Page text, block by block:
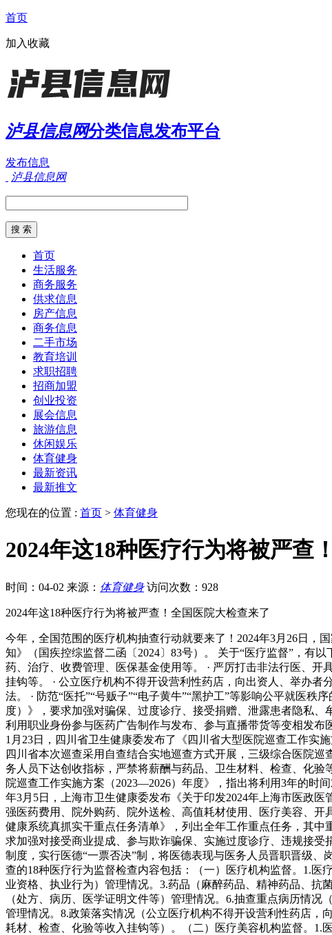
首页
加入收藏
泸县信息网分类信息发布平台
发布信息
泸县信息网
首页
生活服务
商务服务
供求信息
房产信息
商务信息
二手市场
教育培训
求职招聘
招商加盟
创业投资
展会信息
旅游信息
休闲娱乐
体育健身
最新资讯
最新推文
您现在的位置 : 首页 > 体育健身
2024年这18种医疗行为将被严查
时间：04-02 来源： 体育健身 访问次数：928
2024年这18种医疗行为将被严查！全国医院大检查来了
今年，全国范围的医疗机构抽查行动就要来了！2024年3月26日，
知》（国疾控综监督二函〔2024〕83号）。 关于“医疗监督”，有
药、治疗、收费管理、医保基金使用等。 · 严厉打击非法行医、
挂钩等。 · 公立医疗机构不得开设营利性药店，向出资人、举办
法。 · 防范“医托”“号贩子”“电子黄牛”“黑护工”等影响公平就医
度）》，要求加强对骗保、过度诊疗、接受捐赠、泄露患者隐私
利用职业身份参与医药广告制作与发布、参与直播带货等变相发
1月23日，四川省卫生健康委发布了《四川省大型医院巡查工作实
四川省本次巡查采用自查结合实地巡查方式开展，三级综合医院
务人员下达创收指标，严禁将薪酬与药品、卫生材料、检查、化
院巡查工作实施方案（2023—2026）年度》，指出将利用3年的时
年3月5日，上海市卫生健康委发布《关于印发2024年上海市医政
强医药费用、院外购药、院外送检、高值耗材使用、医疗美容、
健康系统真抓实干重点任务清单》，列出全年工作重点任务，其
求加强对接受商业提成、参与欺诈骗保、实施过度诊疗、违规接
制度，实行医德“一票否决”制，将医德表现与医务人员晋职晋级
查的18种医疗行为监督检查内容包括：（一）医疗机构监督。1.
业资格、执业行为）管理情况。3.药品（麻醉药品、精神药品、
（处方、病历、医学证明文件等）管理情况。6.抽查重点病历情
管理情况。8.政策落实情况（公立医疗机构不得开设营利性药店，
耗材、检查、化验等收入挂钩等）。（二）医疗美容机构监督。